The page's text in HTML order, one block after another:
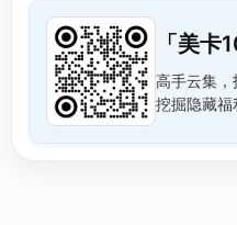
「美卡
高手云集
挖掘隐藏福